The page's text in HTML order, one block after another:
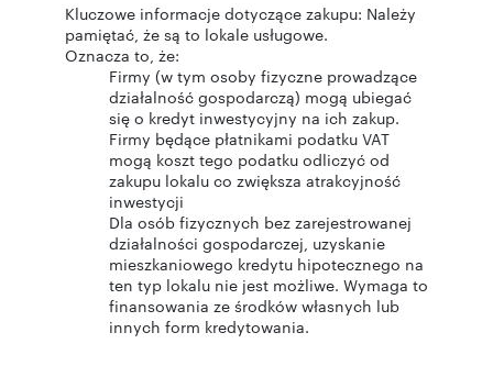
Kluczowe informacje dotyczące zakupu: Należy
pamiętać, że są to lokale usługowe.
Oznacza to, że:
Firmy (w tym osoby fizyczne prowadzące
działalność gospodarczą) mogą ubiegać
się o kredyt inwestycyjny na ich zakup.
Firmy będące płatnikami podatku VAT
mogą koszt tego podatku odliczyć od
zakupu lokalu co zwiększa atrakcyjność
inwestycji
Dla osób fizycznych bez zarejestrowanej
działalności gospodarczej, uzyskanie
mieszkaniowego kredytu hipotecznego na
ten typ lokalu nie jest możliwe. Wymaga to
finansowania ze środków własnych lub
innych form kredytowania.